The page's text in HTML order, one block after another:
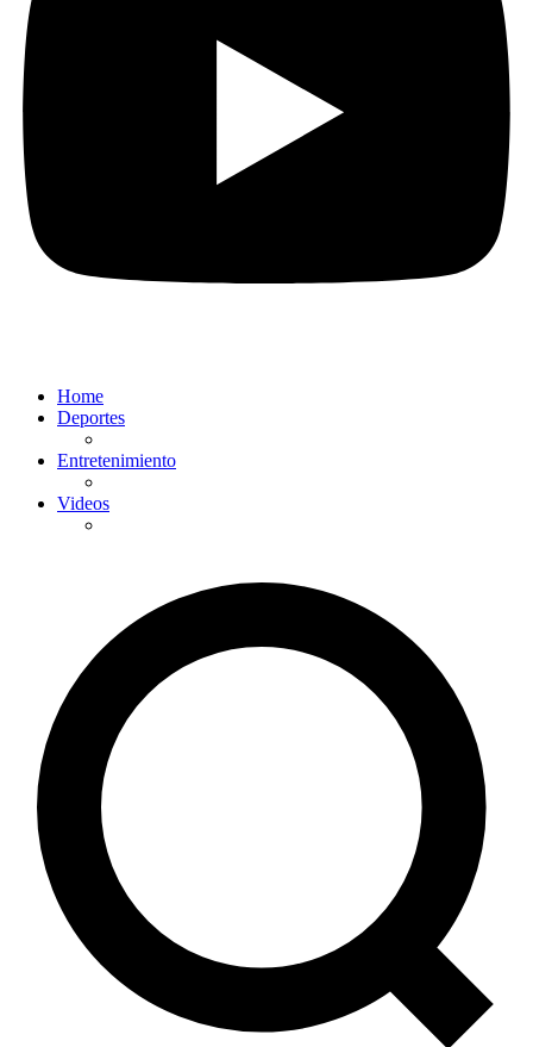
Home
Deportes
Entretenimiento
Videos